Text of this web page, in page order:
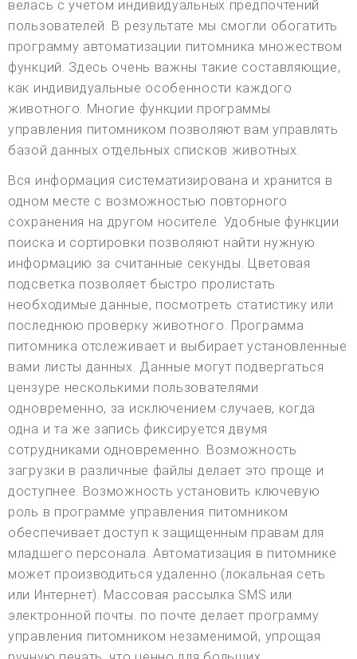
велась с учетом индивидуальных предпочтений
пользователей. В результате мы смогли обогатить
программу автоматизации питомника множеством
функций. Здесь очень важны такие составляющие,
как индивидуальные особенности каждого
животного. Многие функции программы
управления питомником позволяют вам управлять
базой данных отдельных списков животных.
Вся информация систематизирована и хранится в
одном месте с возможностью повторного
сохранения на другом носителе. Удобные функции
поиска и сортировки позволяют найти нужную
информацию за считанные секунды. Цветовая
подсветка позволяет быстро пролистать
необходимые данные, посмотреть статистику или
последнюю проверку животного. Программа
питомника отслеживает и выбирает установленные
вами листы данных. Данные могут подвергаться
цензуре несколькими пользователями
одновременно, за исключением случаев, когда
одна и та же запись фиксируется двумя
сотрудниками одновременно. Возможность
загрузки в различные файлы делает это проще и
доступнее. Возможность установить ключевую
роль в программе управления питомником
обеспечивает доступ к защищенным правам для
младшего персонала. Автоматизация в питомнике
может производиться удаленно (локальная сеть
или Интернет). Массовая рассылка SMS или
электронной почты. по почте делает программу
управления питомником незаменимой, упрощая